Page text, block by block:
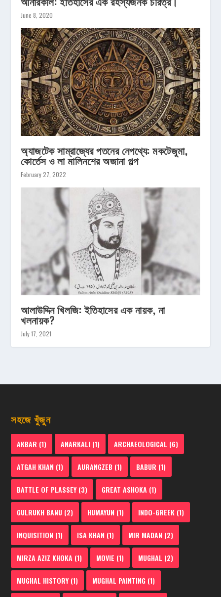
June 8, 2020
অ্যাজটেক সাম্রাজ্যের পতনের নেপথ্যে: মকটেজুমা,
কোর্তেস ও লা মালিনশের অজানা গল্প
February 27, 2022
আলাউদ্দিন খিলজি: ইতিহাসের এক নায়ক, না
খলনায়ক?
July 17, 2021
সহজে খুঁজুন
AKBAR (1) ANARKALI (1) ARCHAEOLOGICAL (6)
ATGAH KHAN (1) AURANGZEB (1) BABUR (1)
BATTLE OF PLASSEY(3) GREAT ASHOKA (1)
GULRUKH BANU (2) HUMAYUN (1) INDO-GREEK (1)
INQUISITION (1) ISA KHAN (1) MIR MADAN (2)
MIRZA AZIZ KHOKA (1) MOVIE (1) MUGHAL (2)
MUGHAL HISTORY(1) MUGHAL PAINTING (1)